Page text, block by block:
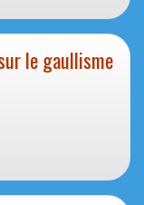
le gaullisme